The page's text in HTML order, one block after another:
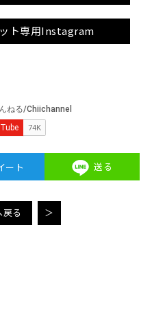
ト専用Instagram
ート 送る
る ＞